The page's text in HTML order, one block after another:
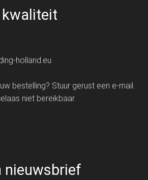
kwaliteit
holland.eu
bestelling? Stuur gerust een e-mail.
niet bereikbaar.
nieuwsbrief